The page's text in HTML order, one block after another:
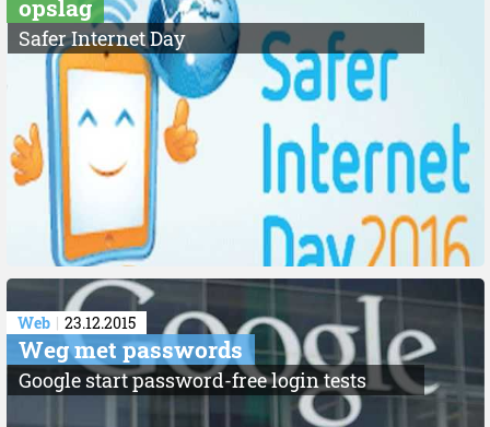
opslag
Safer Internet Day
Web 23.12.2015
Weg met passwords
Google start password-free login tests